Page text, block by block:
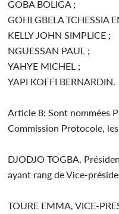
GOBA BOLIGA ;
GOHI GBELA TCHESSIA
KELLY JOHN SIMPLICE ;
NGUESSAN PAUL ;
YAHYE MICHEL ;
YAPI KOFFI BERNARDIN.
Article 8: Sont nommées
Commission Protocole,
DJODJO TOGBA,
ayant rang de Vice-
TOURE EMMA, VICE-